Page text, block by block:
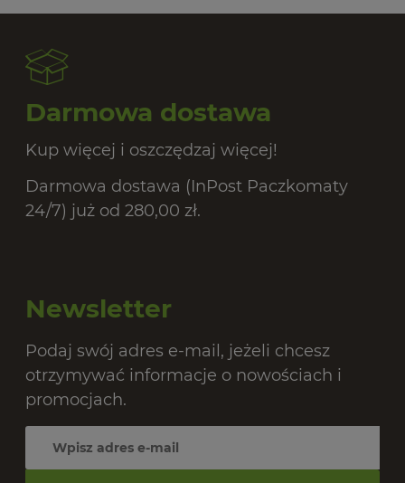
Darmowa dostawa
Kup więcej i oszczędzaj więcej!
Darmowa dostawa (InPost Paczkomaty
24/7) już od 280,00 zł.
Newsletter
Podaj swój adres e-mail, jeżeli chcesz
otrzymywać informacje o nowościach i
promocjach.